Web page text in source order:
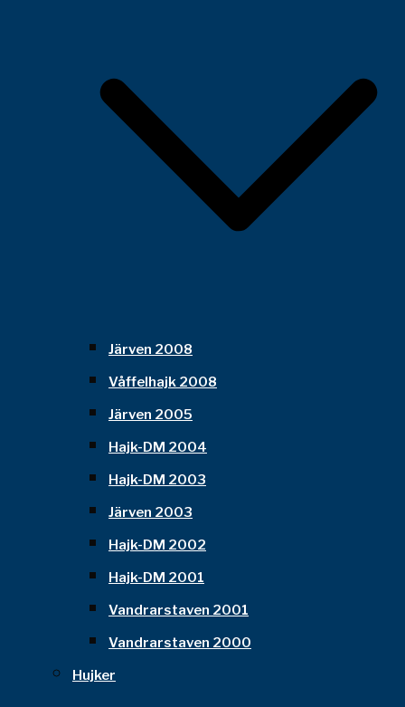
Järven 2008
Våffelhajk 2008
Järven 2005
Hajk-DM 2004
Hajk-DM 2003
Järven 2003
Hajk-DM 2002
Hajk-DM 2001
Vandrarstaven 2001
Vandrarstaven 2000
Hujker